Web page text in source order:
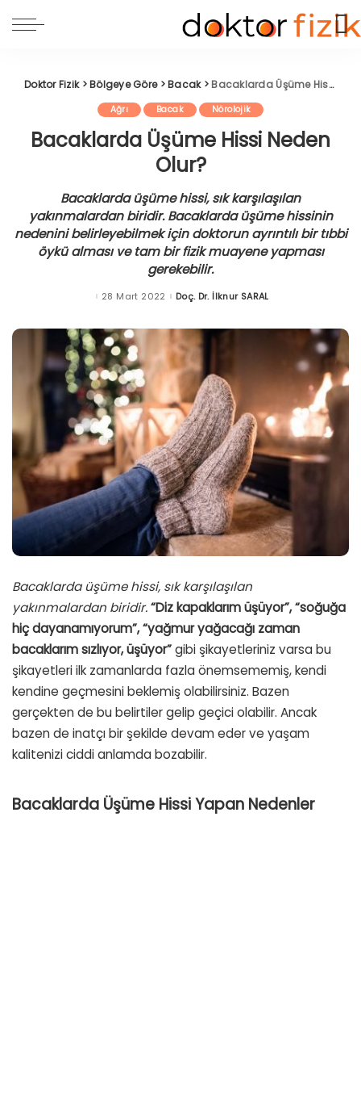
Doktor Fizik>Bölgeye Göre>Bacak> Bacaklarda Üşüme Hissi Neden Olur?
Ağrı Bacak Nörolojik
Bacaklarda Üşüme Hissi Neden
Olur?
Bacaklarda üşüme hissi, sık karşılaşılan
yakınmalardan biridir. Bacaklarda üşüme hissinin
nedenini belirleyebilmek için doktorun ayrıntılı bir tıbbi
öykü alması ve tam bir fizik muayene yapması
gerekebilir.
28 Mart 2022 Posted
Doç. Dr. İlknur SARAL
Bacaklarda üşüme hissi, sık karşılaşılan
yakınmalardan biridir.“Diz kapaklarım üşüyor”, “soğuğa
hiç dayanamıyorum”, “yağmur yağacağı zaman
bacaklarım sızlıyor, üşüyor”gibi şikayetleriniz varsa bu
şikayetleri ilk zamanlarda fazla önemsememiş, kendi
kendine geçmesini beklemiş olabilirsiniz. Bazen
gerçekten de bu belirtiler gelip geçici olabilir. Ancak
bazen de inatçı bir şekilde devam eder ve yaşam
kalitenizi ciddi anlamda bozabilir.
Bacaklarda Üşüme Hissi Yapan Nedenler